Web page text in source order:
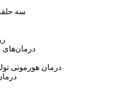
۳۴-۳۳ سه
۳۴-۳۷
۳۴-۳۹ درمان
۳۴-۴۰